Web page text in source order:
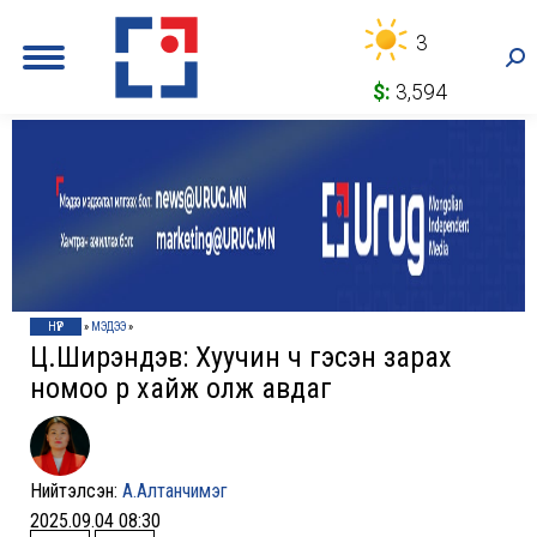
3
$: 3,594
НҮҮР » МЭДЭЭ»
Ц.Ширэндэв: Хуучин ч гэсэн зарах
номоо өөрөө хайж олж авдаг
Нийтэлсэн: А.Алтанчимэг
2025.09.04 08:30